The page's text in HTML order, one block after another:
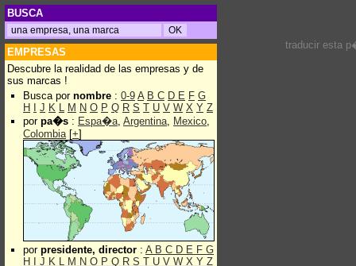
BUSCA
EMPRESAS
Descubre la realidad de las empresas y de
sus marcas !
Busca por nombre : 0-9 A B C D E F G
H
J K L M N O P Q R S T U V W X Y Z
por pa�s : Espa�a, Argentina, Mexico,
Colombia[+]
por presidente, director : A B C D E F G
H
J K L M N O P Q R S T U V W X Y Z
traducir esta